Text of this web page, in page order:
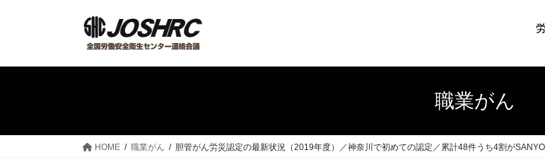
職業がん
HOME 職業がん 胆管がん労災認定の最新状況（2019年度）／神奈川で初めての認定／累計48件うち4割が